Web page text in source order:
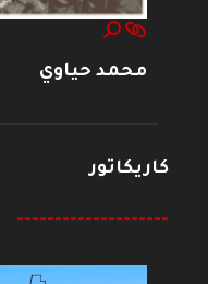
محمد حياوي
كاريكاتور
--------------------